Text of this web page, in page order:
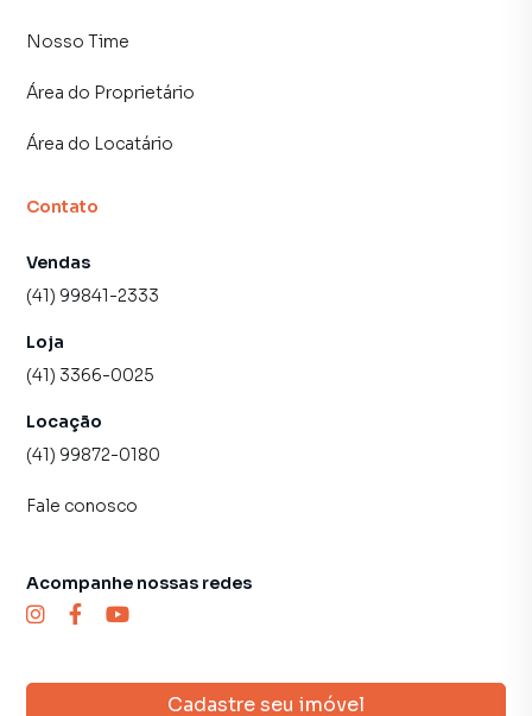
Nosso Time
Área do Proprietário
Área do Locatário
Contato
Vendas
(41) 99841-2333
Loja
(41) 3366-0025
Locação
(41) 99872-0180
Fale conosco
Cadastre seu imóvel
Acompanhe nossas redes